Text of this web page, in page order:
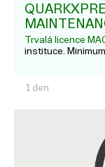
Trvalá licence
instituce.
1 den